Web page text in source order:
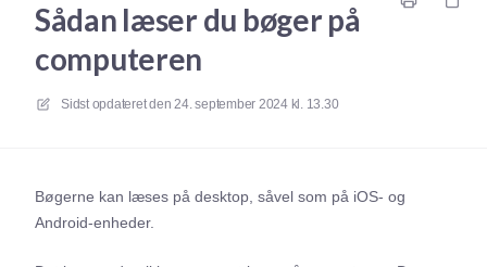
Sådan læser du bøger på
computeren
Sidst opdateret den 24. september 2024 kl. 13.30
Bøgerne kan læses på desktop, såvel som på iOS- og
Android-enheder.